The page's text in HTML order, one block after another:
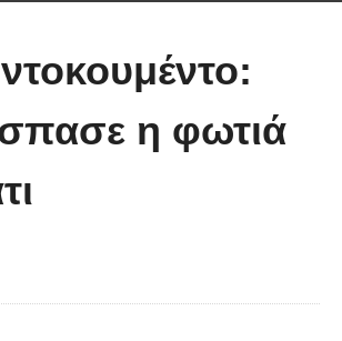
και συγκίνησε το
ένα μικρό κορίτσι
η φωτιά